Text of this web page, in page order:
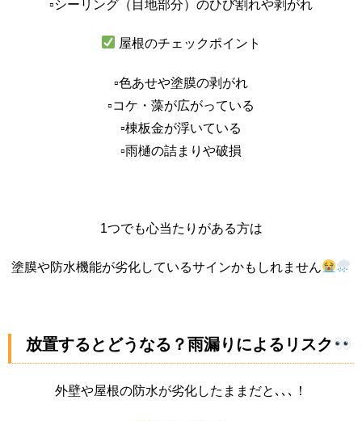
▫︎シーリング（目地部分）のひび割れや剥がれ
屋根のチェックポイント
▫︎色あせや塗膜の剥がれ
▫︎コケ・藻が広がっている
▫︎棟板金が浮いている
▫︎雨樋の詰まりや破損
1つでも心当たりがある方は
塗膜や防水機能が劣化しているサインかもしれません
放置するとどうなる？雨漏りによるリスク
外壁や屋根の防水が劣化したままだと､､､！